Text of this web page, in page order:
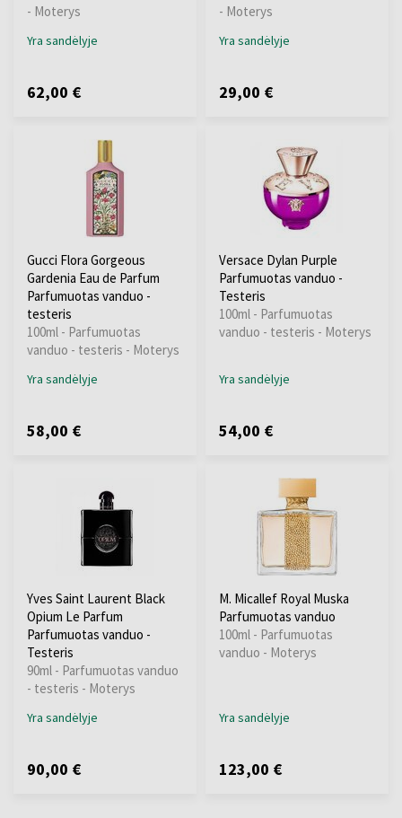
- Moterys
Yra sandėlyje
62,00 €
- Moterys
Yra sandėlyje
29,00 €
Gucci Flora Gorgeous
Gardenia Eau de Parfum
Parfumuotas vanduo -
testeris
100ml - Parfumuotas
vanduo - testeris - Moterys
Yra sandėlyje
58,00 €
Versace Dylan Purple
Parfumuotas vanduo -
Testeris
100ml - Parfumuotas
vanduo - testeris - Moterys
Yra sandėlyje
54,00 €
Yves Saint Laurent Black
Opium Le Parfum
Parfumuotas vanduo -
Testeris
90ml - Parfumuotas vanduo
- testeris - Moterys
Yra sandėlyje
90,00 €
M. Micallef Royal Muska
Parfumuotas vanduo
100ml - Parfumuotas
vanduo - Moterys
Yra sandėlyje
123,00 €